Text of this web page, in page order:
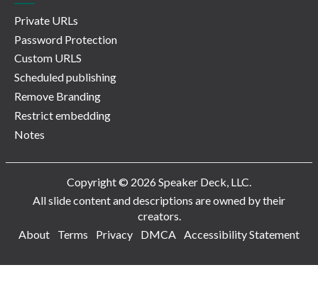
Private URLs
Password Protection
Custom URLS
Scheduled publishing
Remove Branding
Restrict embedding
Notes
Copyright © 2026 Speaker Deck, LLC.
All slide content and descriptions are owned by their
creators.
About
Terms Privacy DMCA Accessibility Statement